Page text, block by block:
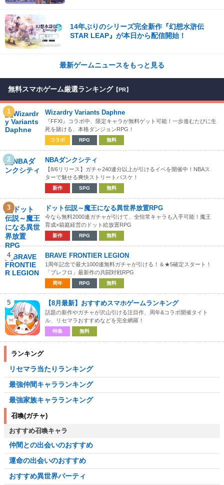
14年ぶりのシリーズ完全新作『幻想水滸伝
STAR LEAP』が本日から配信開始！
最新ゲームニュースをもっと見る
無料スマホゲーム厳選ランキング 【PR】
1 Wizardry Variants Daphne
『FFXI』コラボ中、限定キャラが無料ゲット可能！一歩進むたびに生
死を賭ける、本格ダンジョンRPG！
コラボ RPG 無料
2 NBAダンクシティ
【8/6リリース】ガチャ240連分以上が引けるイベを開催中！NBAス
ターで魅せる爽快ストリートバスケ！
新作 SPG 無料
3 ドット伝説～魔王になる異世界放置RPG
今なら無料2000連ガチャが引けて、全恒常キャラも入手可能！魔王
育成×箱庭経営のドット絵放置RPG
新作 RPG 無料
4 BRAVE FRONTIER LEGION
1周年記念で最大1000連無料ガチャが引ける！＆★5確定スタート！
「ブレフロ」最新作の共闘対戦RPG
周年 RPG 無料
5 【8月最新】おすすめスマホゲームランキング
話題の新作やガチャが沢山引ける注目作、周年&コラボ開催タイト
ル、リセマラおすすめなどを完全網羅！
特集 無料
ランキング
リセマラ当たりランキング
最強仲間キャラランキング
最強家族キャラランキング
召喚(ガチャ)
おすすめ召喚キャラ
仲間との出会いのおすすめ
運命の出会いのおすすめ
おすすめ異世界パーティ